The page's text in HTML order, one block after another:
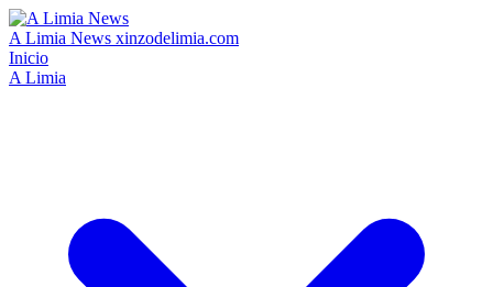
A Limia News xinzodelimia.com
Inicio
A Limia